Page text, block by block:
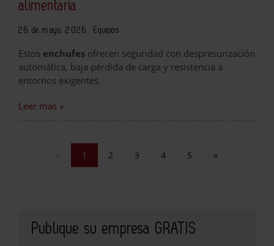
alimentaria
26 de mayo, 2026 Equipos
Estos enchufes ofrecen seguridad con despresurización
automática, baja pérdida de carga y resistencia a
entornos exigentes.
Leer más »
1 2 3 4 5 »
Publique su empresa GRATIS